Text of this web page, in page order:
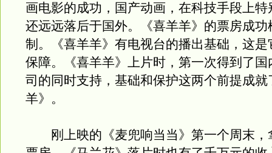
画电影的成功，国产动画，在科技手段上特
还远远落后于国外。《喜羊羊》的票房成功
制。《喜羊羊》有电视台的播出基础，这是
保障。《喜羊羊》上片时，第一次得到了国
司的同时支持，基础和保护这两个前提成就
羊》。
刚上映的《麦兜响当当》第一个周末，